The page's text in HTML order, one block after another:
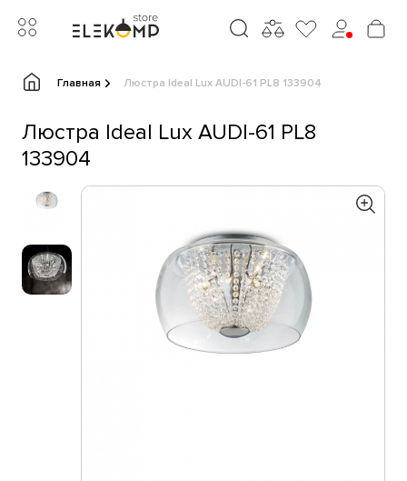
Главная Люстра Ideal Lux AUDI-61 PL8 133904
Люстра Ideal Lux AUDI-61 PL8
133904